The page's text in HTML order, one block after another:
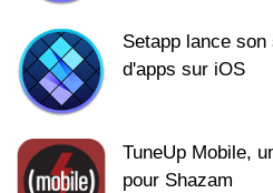
Setapp lance
d'apps sur iOS
TuneUp Mobile,
pour Shazam